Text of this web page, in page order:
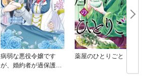
病弱な悪役令嬢です
が、婚約者が過保護す
薬屋のひとりごと